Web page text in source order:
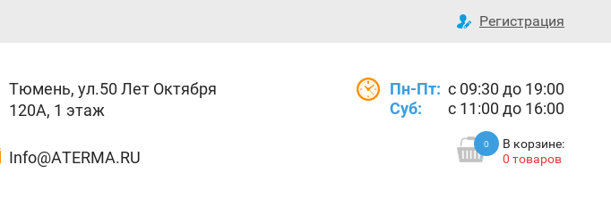
Регистрация
Тюмень, ул.50 Лет Октября
120А, 1 этаж
Info@ATERMA.RU
Пн-Пт: с 09:30 до 19:00
Суб:
с 11:00 до 16:00
0
В корзине:
0 товаров